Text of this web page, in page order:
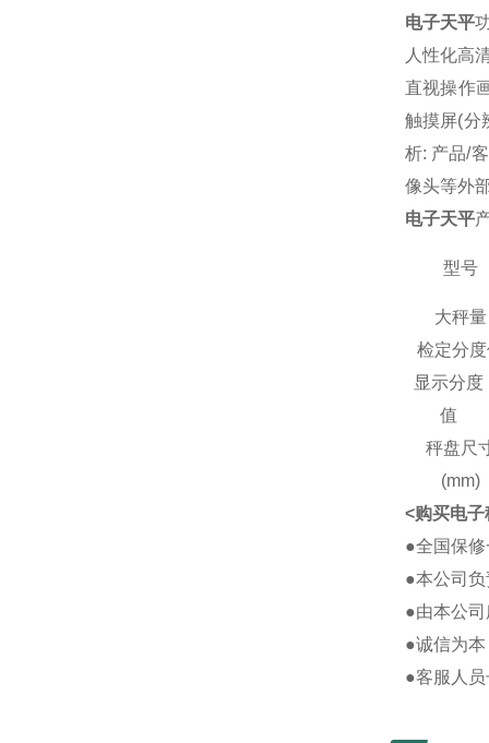
电子天平
人性化高
直视操作
触摸屏(分
析: 产品/
像头等外
电子天平
型号
大秤量
检定分
显示分度
值
秤盘尺
(mm)
<购买电
●全国保
●本公司
●由本公
●诚信为
●客服人